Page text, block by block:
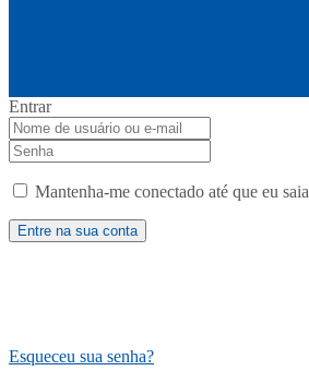
Entrar
Mantenha-me conectado até que eu saia
Esqueceu sua senha?